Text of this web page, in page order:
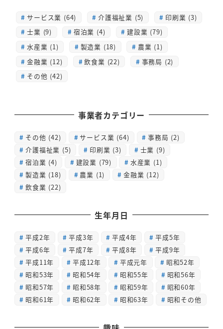
サービス業 (64) 介護福祉業 (5)
印刷業 (3)
士業 (9)
宿泊業 (4)
建設業 (79)
水産業 (1)
製造業 (18)
農業 (1)
金融業 (12)
飲食業 (22)
事務局 (2)
その他 (42)
事業者カテゴリー
その他 (42) サービス業 (64) 事務局 (2)
介護福祉業 (5) 印刷業 (3) 士業 (9)
宿泊業 (4) 建設業 (79) 水産業 (1)
製造業 (18) 農業 (1) 金融業 (12)
飲食業 (22)
生年月日
平成2年 平成3年 平成4年
平成5年
平成6年
平成7年 平成8年
平成9年
平成11年
平成12年 平成元年
昭和52年
昭和53年
昭和54年 昭和55年
昭和56年
昭和57年
昭和58年 昭和59年
昭和60年
昭和61年
昭和62年 昭和63年 昭和その他